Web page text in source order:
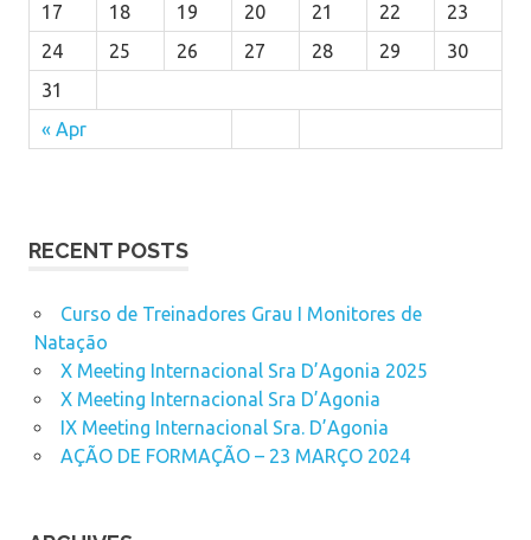
« Apr
17
18 19 20 21 22
23
24
25 26 27 28 29
30
31
RECENT POSTS
Curso de Treinadores Grau I Monitores de
Natação
X Meeting Internacional Sra D’Agonia 2025
X Meeting Internacional Sra D’Agonia
IX Meeting Internacional Sra. D’Agonia
AÇÃO DE FORMAÇÃO – 23 MARÇO 2024